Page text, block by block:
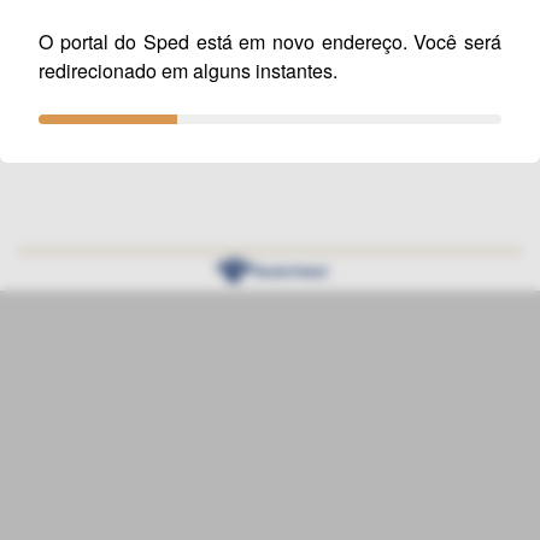
O portal do Sped está em novo endereço. Você será
redirecionado em alguns instantes.